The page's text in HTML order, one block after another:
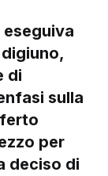
di
sulla
per
deciso di